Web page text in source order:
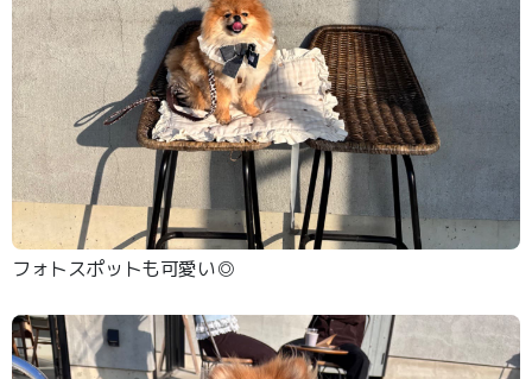
フォトスポットも可愛い◎